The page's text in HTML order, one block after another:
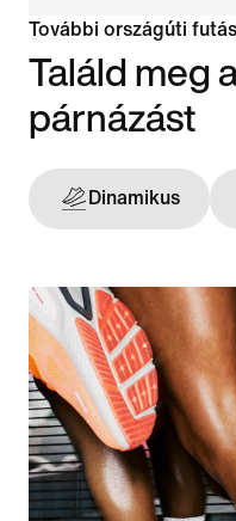
További országúti
Találd meg
párnázást
Dinamikus